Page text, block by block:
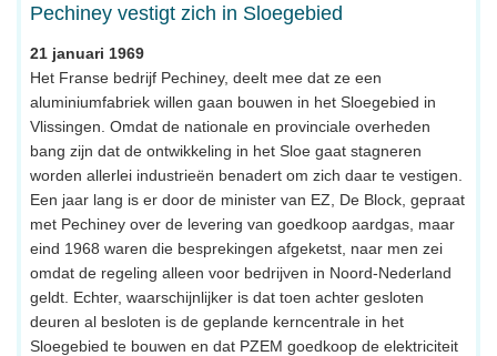
Pechiney vestigt zich in Sloegebied
21 januari 1969
Het Franse bedrijf Pechiney, deelt mee dat ze een
aluminiumfabriek willen gaan bouwen in het Sloegebied in
Vlissingen. Omdat de nationale en provinciale overheden
bang zijn dat de ontwikkeling in het Sloe gaat stagneren
worden allerlei industrieën benadert om zich daar te vestigen.
Een jaar lang is er door de minister van EZ, De Block, gepraat
met Pechiney over de levering van goedkoop aardgas, maar
eind 1968 waren die besprekingen afgeketst, naar men zei
omdat de regeling alleen voor bedrijven in Noord-Nederland
geldt. Echter, waarschijnlijker is dat toen achter gesloten
deuren al besloten is de geplande kerncentrale in het
Sloegebied te bouwen en dat PZEM goedkoop de elektriciteit